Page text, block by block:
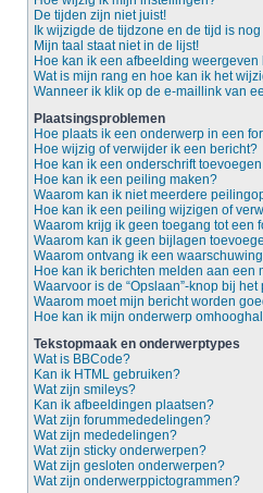
De tijden zijn niet juist!
Ik wijzigde de tijdzone en de tijd is
Mijn taal staat niet in de lijst!
Hoe kan ik een afbeelding
Wat is mijn rang en hoe kan ik het
Wanneer ik klik op de e-maillink van
Plaatsingsproblemen
Hoe plaats ik een onderwerp in een
Hoe wijzig of verwijder ik een bericht?
Hoe kan ik een onderschrift
Hoe kan ik een peiling maken?
Waarom kan ik niet meerdere
Hoe kan ik een peiling wijzigen of
Waarom krijg ik geen toegang tot een
Waarom kan ik geen bijlagen
Waarom ontvang ik een
Hoe kan ik berichten melden aan een
Waarvoor is de “Opslaan”-knop bij
Waarom moet mijn bericht worden
Hoe kan ik mijn onderwerp
Tekstopmaak en onderwerptypes
Wat is BBCode?
Kan ik HTML gebruiken?
Wat zijn smileys?
Kan ik afbeeldingen plaatsen?
Wat zijn forummededelingen?
Wat zijn mededelingen?
Wat zijn sticky onderwerpen?
Wat zijn gesloten onderwerpen?
Wat zijn onderwerppictogrammen?